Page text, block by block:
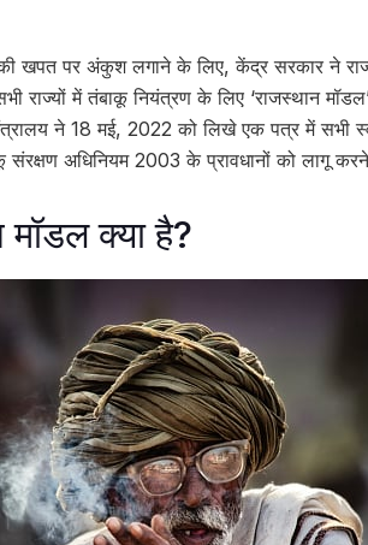
खपत पर अंकुश लगाने के लिए, केंद्र सरकार ने
राज्यों में तंबाकू नियंत्रण के लिए ‘राजस्थान
ने 18 मई, 2022 को लिखे एक पत्र में सभी
अधिनियम 2003 के प्रावधानों को लागू करने
मॉडल क्या है?